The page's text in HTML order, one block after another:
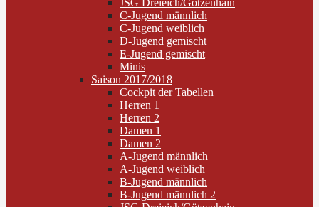
JSG Dreieich/Götzenhain
C-Jugend männlich
C-Jugend weiblich
D-Jugend gemischt
E-Jugend gemischt
Minis
Saison 2017/2018
Cockpit der Tabellen
Herren 1
Herren 2
Damen 1
Damen 2
A-Jugend männlich
A-Jugend weiblich
B-Jugend männlich
B-Jugend männlich 2